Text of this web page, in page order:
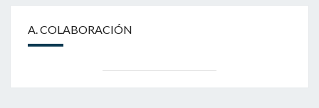
A. COLABORACIÓN